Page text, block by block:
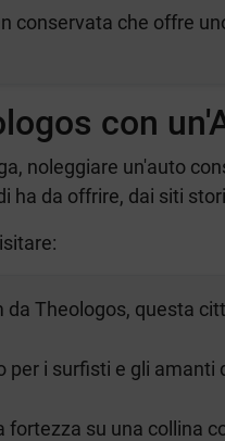
conservata che offre
con
noleggiare un'auto
ha da offrire, dai siti
da Theologos, questa
per i surfisti e gli
fortezza su una collina